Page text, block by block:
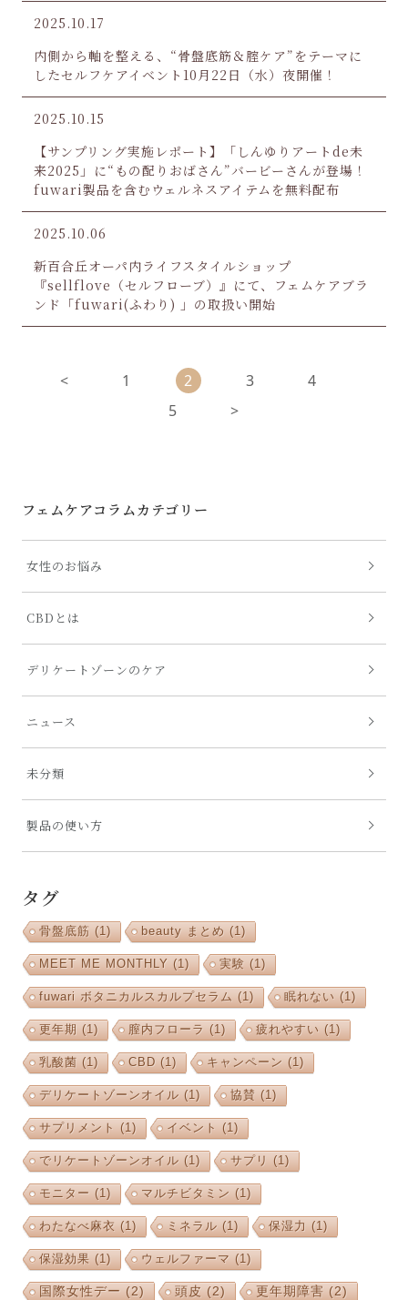
2025.10.17
内側から軸を整える、“骨盤底筋＆腟ケア”をテーマに
したセルフケアイベント10月22日（水）夜開催！
2025.10.15
【サンプリング実施レポート】「しんゆりアートde未
来2025」に“もの配りおばさん”バービーさんが登場！
fuwari製品を含むウェルネスアイテムを無料配布
2025.10.06
新百合丘オーパ内ライフスタイルショップ
『sellflove（セルフローブ）』にて、フェムケアブラ
ンド「fuwari(ふわり) 」の取扱い開始
< 1 2 3
4
5
>
フェムケアコラムカテゴリー
女性のお悩み
CBDとは
デリケートゾーンのケア
ニュース
未分類
製品の使い方
タグ
骨盤底筋 (1) beauty まとめ (1)
MEET ME MONTHLY (1) 実験 (1)
fuwari ボタニカルスカルプセラム (1) 眠れない (1)
更年期 (1) 膣内フローラ (1) 疲れやすい (1)
乳酸菌(1) CBD(1) キャンペーン (1)
デリケートゾーンオイル(1) 協賛 (1)
サプリメント (1) イベント (1)
でリケートゾーンオイル(1) サプリ (1)
モニター (1) マルチビタミン (1)
わたなべ麻衣 (1) ミネラル(1) 保湿力 (1)
保湿効果 (1) ウェルファーマ (1)
国際女性デー (2) 頭皮 (2) 更年期障害 (2)